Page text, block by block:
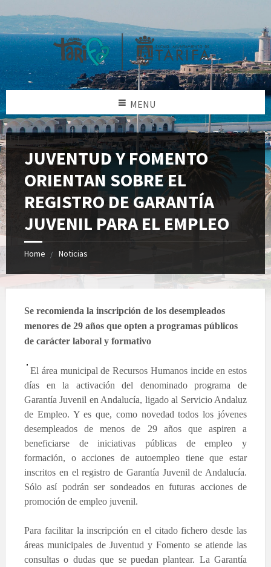
MENU
JUVENTUD Y FOMENTO
ORIENTAN SOBRE EL
REGISTRO DE GARANTÍA
JUVENIL PARA EL EMPLEO
Home Noticias
Se recomienda la inscripción de los desempleados
menores de 29 años que opten a programas públicos
de carácter laboral y formativo
El área municipal de Recursos Humanos incide en estos
días en la activación del denominado programa de
Garantía Juvenil en Andalucía, ligado al Servicio Andaluz
de Empleo. Y es que, como novedad todos los jóvenes
desempleados de menos de 29 años que aspiren a
beneficiarse de iniciativas públicas de empleo y
formación, o acciones de autoempleo tiene que estar
inscritos en el registro de Garantía Juvenil de Andalucía.
Sólo así podrán ser sondeados en futuras acciones de
promoción de empleo juvenil.
Para facilitar la inscripción en el citado fichero desde las
áreas municipales de Juventud y Fomento se atiende las
consultas o dudas que se puedan plantear. La Garantía